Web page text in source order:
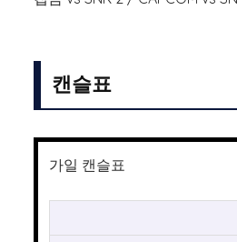
캔슬표
가일 캔슬표